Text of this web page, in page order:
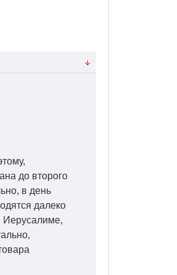
до второго
в день
далеко
Иерусалиме,